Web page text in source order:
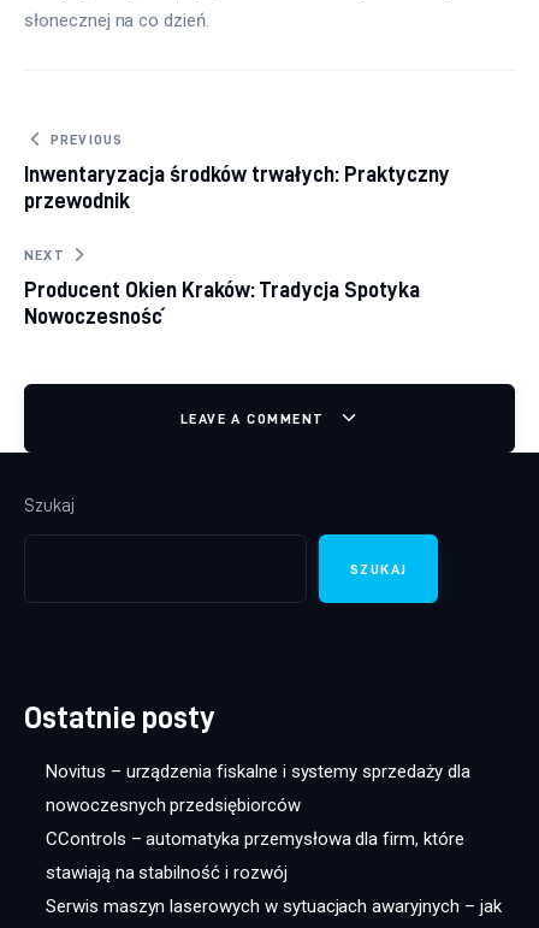
słonecznej na co dzień.
Nawigacja wpisu
PREVIOUS
Inwentaryzacja środków trwałych: Praktyczny
przewodnik
NEXT
Producent Okien Kraków: Tradycja Spotyka
Nowoczesność
LEAVE A COMMENT
Szukaj
SZUKAJ
Ostatnie posty
Novitus – urządzenia fiskalne i systemy sprzedaży dla
nowoczesnych przedsiębiorców
CControls – automatyka przemysłowa dla firm, które
stawiają na stabilność i rozwój
Serwis maszyn laserowych w sytuacjach awaryjnych – jak